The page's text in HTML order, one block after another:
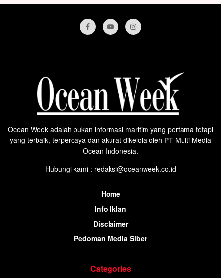
Ocean Week adalah bukan informasi maritim yang pertama tetapi
yang terbaik, terpercaya dan akurat dikelola oleh PT Multi Media
Ocean Indonesia.
Hubungi kami : redaksi@oceanweek.co.id
Home
Info Iklan
Disclaimer
Pedoman Media Siber
Categories